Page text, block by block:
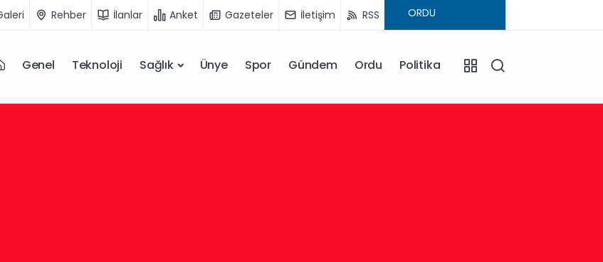
Rehber İlanlar Anket Gazeteler İletişim RSS
Genel Teknoloji Sağlık Ünye Spor Gündem Ordu Politika